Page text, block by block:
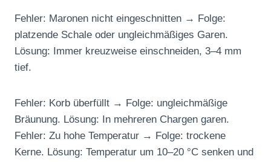
Fehler: Maronen nicht eingeschnitten → Folge:
platzende Schale oder ungleichmäßiges Garen.
Lösung: Immer kreuzweise einschneiden, 3–4 mm
tief.
Fehler: Korb überfüllt → Folge: ungleichmäßige
Bräunung. Lösung: In mehreren Chargen garen.
Fehler: Zu hohe Temperatur → Folge: trockene
Kerne. Lösung: Temperatur um 10–20 °C senken und